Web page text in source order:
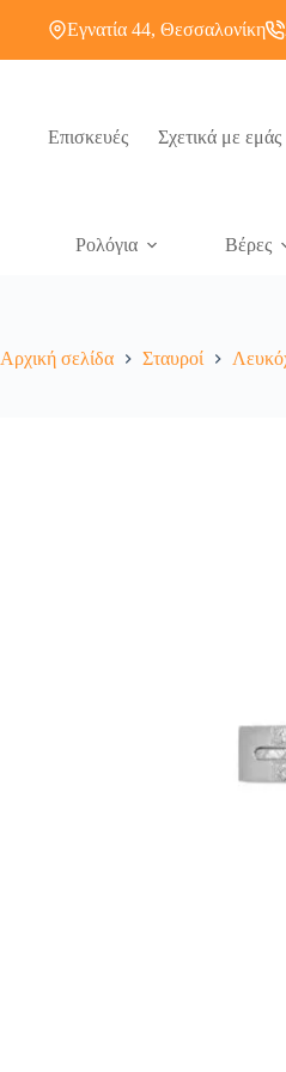
Εγνατία 44, Θεσσαλονίκη
Επισκευές Σχετικά με εμάς
Ρολόγια Βέρες
Αρχική σελίδα Σταυροί